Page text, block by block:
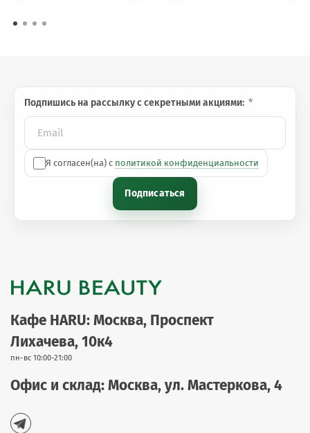
Подпишись на рассылку с секретными акциями:
Я согласен(на) с политикой конфиденциальности
Подписаться
Кафе HARU: Москва, Проспект
Лихачева, 10к4
пн-вс 10:00-21:00
Офис и склад: Москва, ул. Мастеркова, 4